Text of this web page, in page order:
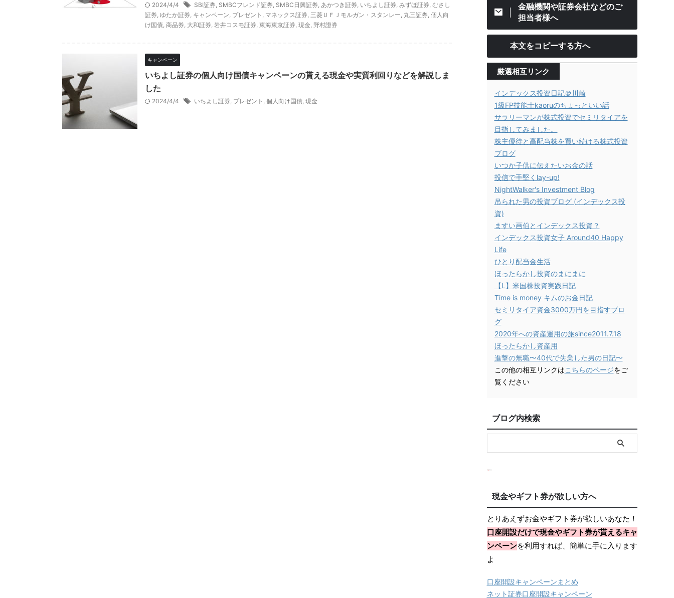
2024/4/4 SBI証券, SMBCフレンド証券, SMBC日興証券, あかつき証券, いちよし証券, みずほ証券, むさし
証券, ゆたか証券, キャンペーン, プレゼント , マネックス証券, 三菱ＵＦＪモルガン・スタンレー, 丸三証券, 個人向
け国債, 商品券, 大和証券, 岩井コスモ証券, 東海東京証券, 現金, 野村證券
キャンペーン
いちよし証券の個人向け国債キャンペーンの貰える現金や実質利回りなどを解説しま
した
2024/4/4 いちよし証券, プレゼント , 個人向け国債, 現金
金融機関や証券会社などのご
担当者様へ
本文をコピーする方へ
厳選相互リンク
インデックス投資日記＠川崎
1級FP技能士kaoruのちょっといい話
サラリーマンが株式投資でセミリタイアを
目指してみました。
株主優待と高配当株を買い続ける株式投資
ブログ
いつか子供に伝えたいお金の話
投信で手堅くlay-up!
NightWalker's Investment Blog
吊られた男の投資ブログ (インデックス投
資)
ますい画伯とインデックス投資？
インデックス投資女子 Around40 Happy
Life
ひとり配当金生活
ほったらかし投資のまにまに
【L】米国株投資実践日記
Time is money キムのお金日記
セミリタイア資金3000万円を目指すブロ
グ
2020年への資産運用の旅since2011.7.18
ほったらかし資産用
進撃の無職〜40代で失業した男の日記〜
この他の相互リンクはこちらのページをご
覧ください
ブログ内検索
現金やギフト券が欲しい方へ
とりあえずお金やギフト券が欲しいあなた！
口座開設だけで現金やギフト券が貰えるキャ
ンペーンを利用すれば、簡単に手に入ります
よ
口座開設キャンペーンまとめ
ネット証券口座開設キャンペーン